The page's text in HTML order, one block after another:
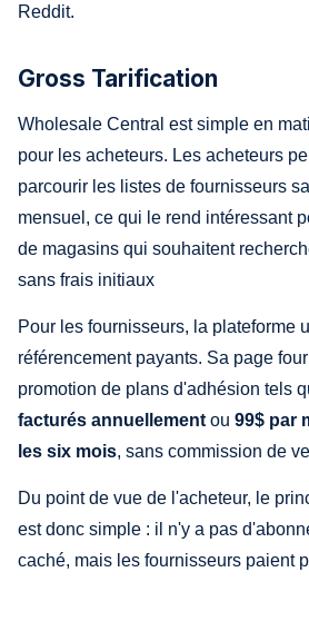
Reddit.
Gross Tarification
Wholesale Central est simple en
pour les acheteurs. Les acheteurs
parcourir les listes de fournisseurs
mensuel, ce qui le rend intéressant
de magasins qui souhaitent
sans frais initiaux
Pour les fournisseurs, la plateforme
référencement payants. Sa page
promotion de plans d'adhésion tels
facturés annuellement ou 99$ par
les six mois, sans commission de
Du point de vue de l'acheteur, le
est donc simple : il n'y a pas
caché, mais les fournisseurs paient